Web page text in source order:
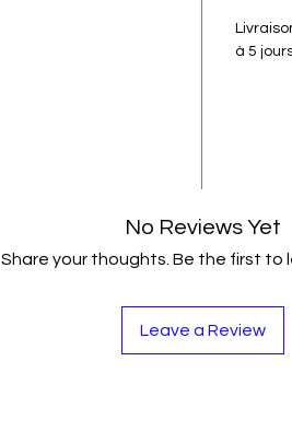
à 5
No Reviews Yet
Share your thoughts. Be the first to
Leave a Review